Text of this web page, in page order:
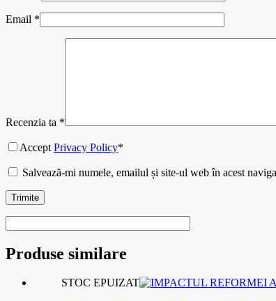
Email *
Recenzia ta *
Accept Privacy Policy*
Salvează-mi numele, emailul și site-ul web în acest
Trimite
Produse similare
STOC EPUIZAT